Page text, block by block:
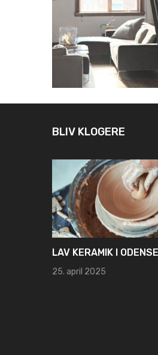
BLIV KLOGERE
LAV KERAMIK I ODENSE
25. april 2025